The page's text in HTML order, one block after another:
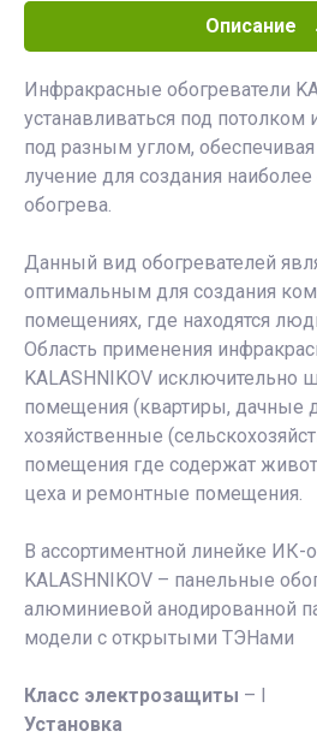
Описание
Инфракрасные обогреватели
устанавливаться под потолком
под разным углом,
лучение для создания
обогрева.
Данный вид обогревателей
оптимальным для создания
помещениях, где находятся
Область применения
KALASHNIKOV исключительно
помещения (квартиры, дачные
хозяйственные
помещения где содержат
цеха и ремонтные помещения.
В ассортиментной линейке ИК-
KALASHNIKOV – панельные
алюминиевой анодированной
модели с открытыми ТЭНами
Класс электрозащиты – I
Установка